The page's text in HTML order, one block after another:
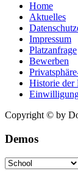
Home
Aktuelles
Impressum
Platzanfrage
Bewerben
Historie der
Copyright © by
Demos